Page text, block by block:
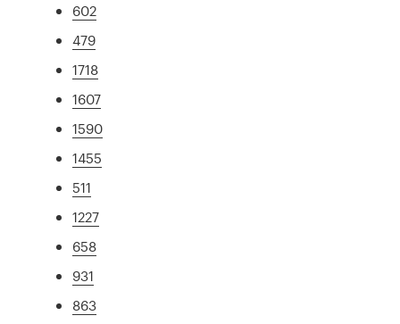
602
479
1718
1607
1590
1455
511
1227
658
931
863